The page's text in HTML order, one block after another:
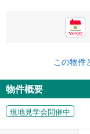
0円
ナス時の増額分（
ボーナス払いの限
閉じる
月々の返済額
この物件
物件概要
現地見学会開催中